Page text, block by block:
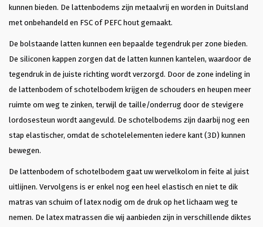
professionele hulp en vriendelijkheid
en klantgerichtheid, eentje die ik
zelden tegenkom. Heel Fijn. Succes
kunnen bieden. De lattenbodems zijn metaalvrij en worden in Duitsland
met onbehandeld en FSC of PEFC hout gemaakt.
De bolstaande latten kunnen een bepaalde tegendruk per zone bieden.
De siliconen kappen zorgen dat de latten kunnen kantelen, waardoor de
tegendruk in de juiste richting wordt verzorgd. Door de zone indeling in
de lattenbodem of schotelbodem krijgen de schouders en heupen meer
ruimte om weg te zinken, terwijl de taille/onderrug door de stevigere
lordosesteun wordt aangevuld. De schotelbodems zijn daarbij nog een
stap elastischer, omdat de schotelelementen iedere kant (3D) kunnen
bewegen.
De lattenbodem of schotelbodem gaat uw wervelkolom in feite al juist
uitlijnen. Vervolgens is er enkel nog een heel elastisch en niet te dik
matras van schuim of latex nodig om de druk op het lichaam weg te
nemen. De latex matrassen die wij aanbieden zijn in verschillende diktes